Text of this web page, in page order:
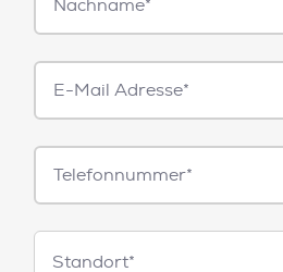
E-
Mail*
Telefonnummer
Standorte
Standort*